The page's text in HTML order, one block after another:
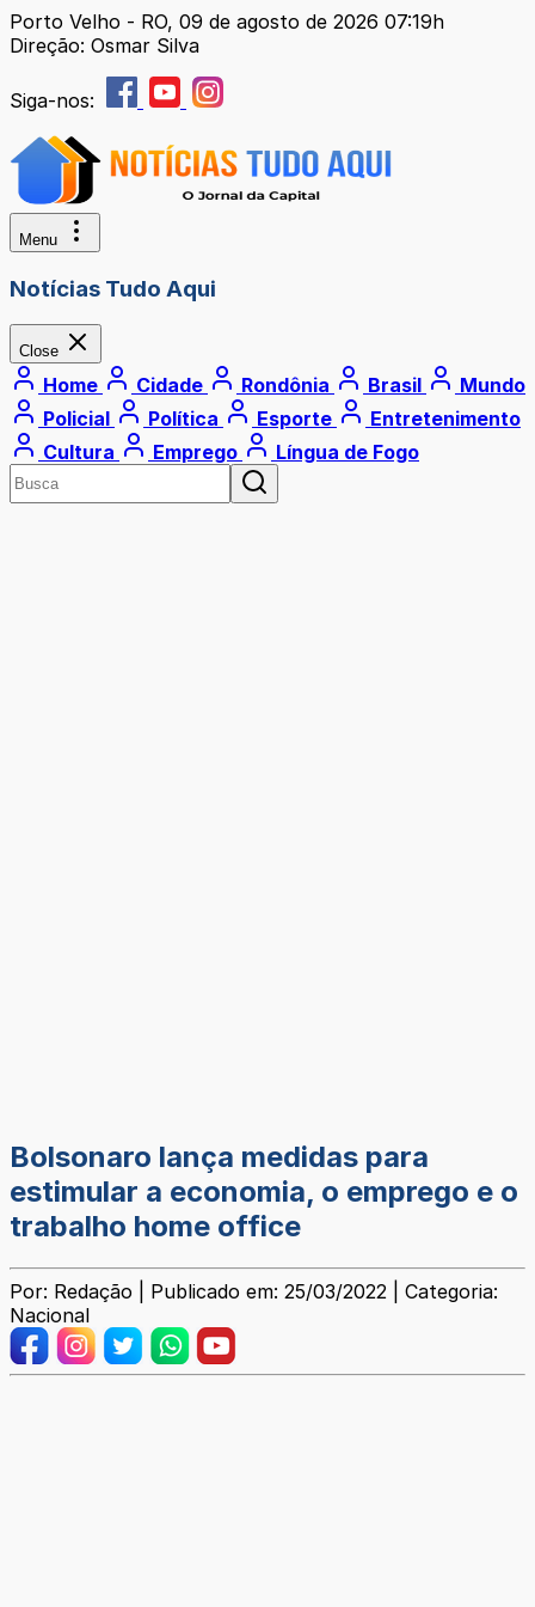
Porto Velho - RO, 09 de agosto de 2026 07:19h
Direção: Osmar Silva
Siga-nos:
Menu
Notícias Tudo Aqui
Close
Home Cidade Rondônia Brasil
Mundo
Policial
Política Esporte
Entretenimento
Cultura
Emprego Língua de Fogo
Bolsonaro lança medidas para
estimular a economia, o emprego e o
trabalho home office
Por: Redação | Publicado em: 25/03/2022 | Categoria:
Nacional